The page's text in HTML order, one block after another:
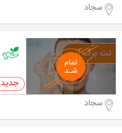
سجاد
0 خرید
سجاد